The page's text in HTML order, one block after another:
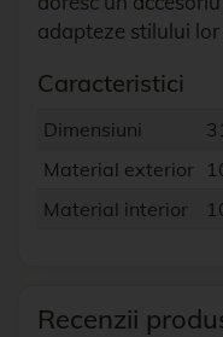
adapteze stilului
Caracteristici
Dimensiuni
Material exterior
Material interior
Recenzii